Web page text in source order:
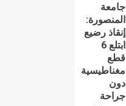
جامعة
المنصورة:
إنقاذ رضيع
ابتلع 6
قطع
مغناطيسية
دون
جراحة